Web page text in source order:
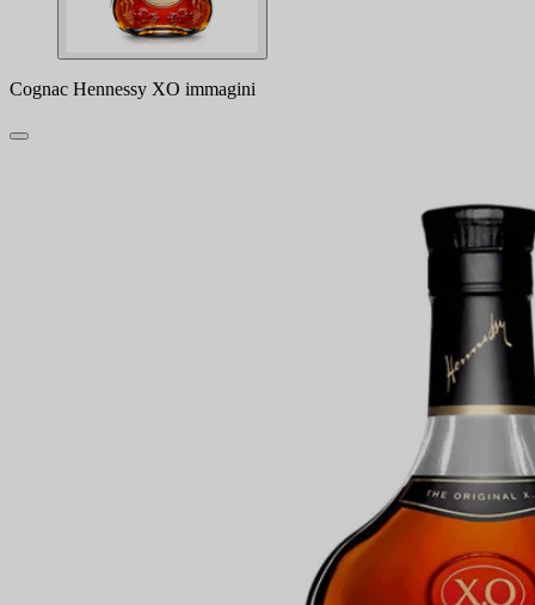
Cognac Hennessy XO immagini